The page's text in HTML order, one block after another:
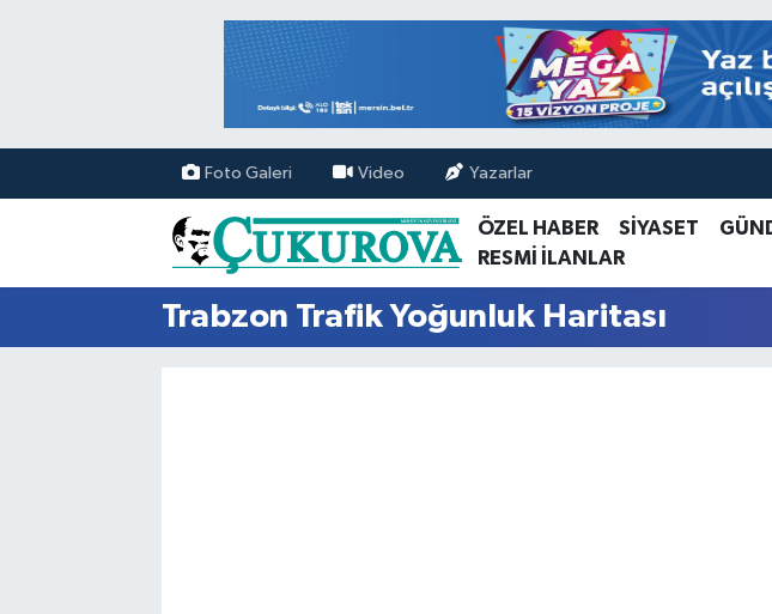
Foto Galeri Video Yazarlar
ÖZEL HABER SİYASET
RESMİ İLANLAR
Trabzon Trafik Yoğunluk Haritası
Mersin Nöbetçi Eczaneler
Mersin Hava Durumu
Mersin Namaz Vakitleri
Mersin Trafik Yoğunluk Haritası